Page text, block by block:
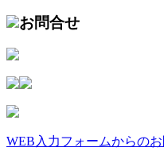
お問合せ
WEB入力フォームからの